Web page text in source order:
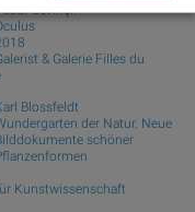
Sevinçli
& Galerie Filles du
Blossfeldt
der Natur. Neue
schöner
Kunstwissenschaft